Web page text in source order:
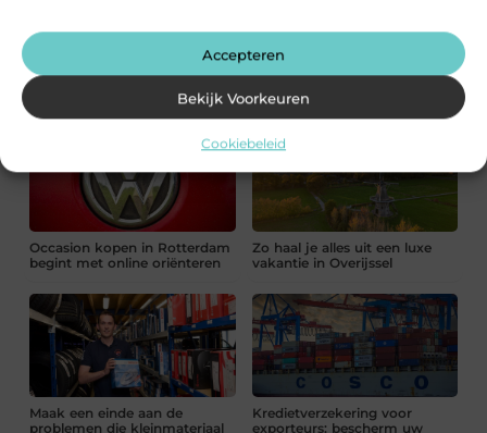
Accepteren
Bekijk Voorkeuren
Cookiebeleid
Maak je huis veilig met de
Een slotenmaker in Rosmalen
voor uw slimme voordeur
Occasion kopen in Rotterdam
begint met online oriënteren
Zo haal je alles uit een luxe
vakantie in Overijssel
Maak een einde aan de
problemen die kleinmateriaal
Kredietverzekering voor
exporteurs: bescherm uw